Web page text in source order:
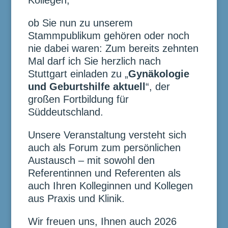
ob Sie nun zu unserem
Stammpublikum gehören oder noch
nie dabei waren: Zum bereits zehnten
Mal darf ich Sie herzlich nach
Stuttgart einladen zu „Gynäkologie
und Geburtshilfe aktuell “, der
großen Fortbildung für
Süddeutschland.
Unsere Veranstaltung versteht sich
auch als Forum zum persönlichen
Austausch – mit sowohl den
Referentinnen und Referenten als
auch Ihren Kolleginnen und Kollegen
aus Praxis und Klinik.
Wir freuen uns, Ihnen auch 2026